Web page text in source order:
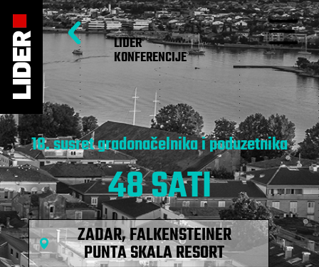
LIDER
KONFERENCIJE
18. susret gradonačelnika i poduzetnika
48 SATI
ZADAR, FALKENSTEINER
PUNTA SKALA RESORT